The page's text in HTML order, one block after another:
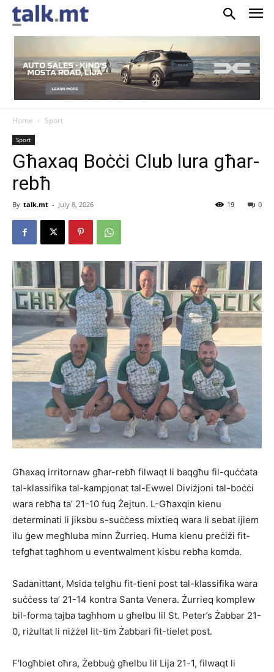
Home Sport
Sport
Għaxaq Boċċi Club lura għar-
rebħ
By talk.mt - July 8, 2026 0
19
Għaxaq irritornaw għar-rebħ filwaqt li baqgħu fil-quċċata
tal-klassifika tal-kampjonat tal-Ewwel Diviżjoni tal-boċċi
wara rebħa ta’ 21-10 fuq Żejtun. L-Għaxqin kienu
determinati li jiksbu s-suċċess mixtieq wara li sebat ijiem
ilu ġew megħluba minn Żurrieq. Huma kienu preċiżi fit-
tefgħat tagħhom u eventwalment kisbu rebħa komda.
Sadanittant, Msida telgħu fit-tieni post tal-klassifika wara
suċċess ta’ 21-14 kontra Santa Venera. Żurrieq komplew
bil-forma tajba tagħhom u għelbu lil St. Peter’s Żabbar 21-
0, riżultat li niżżel lit-tim Żabbari fit-tielet post.
F’logħbiet oħra, Żebbuġ għelbu lil Lija 21-1, filwaqt li